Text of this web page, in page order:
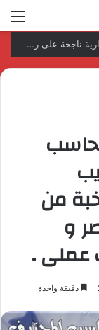
نتائج إيجابية بعد زيارة وفد الجامعة المصرية النتائج إيجابية بعد زيارة وفد الجامعة المصرية الروسية لمصنع الإلكترونياتروسية لمصنع الإلكترونيات
من
و
عملى .
دقيقة واحدة